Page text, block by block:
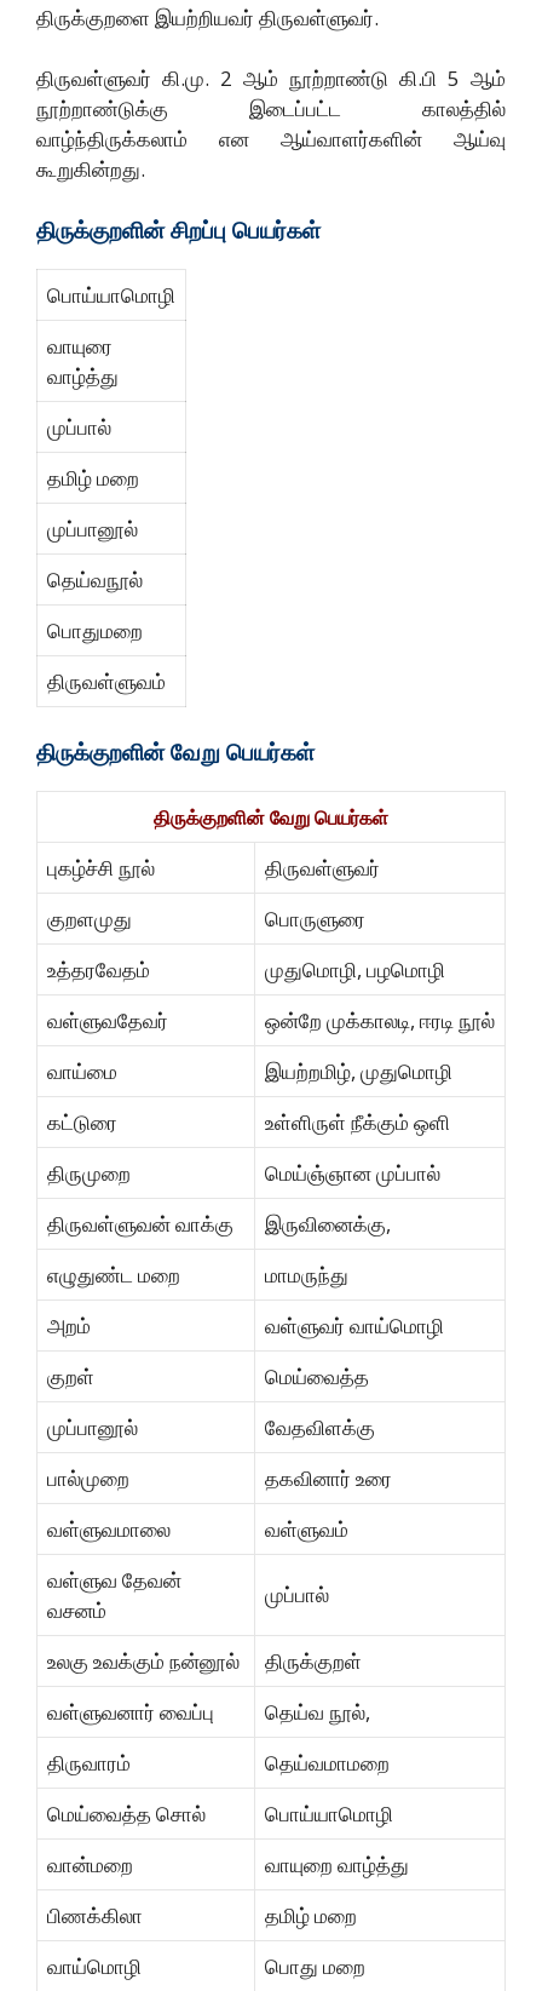
திருக்குறளை இயற்றியவர் திருவள்ளுவர்.
திருவள்ளுவர் கி.மு. 2 ஆம் நூற்றாண்டு கி.பி 5 ஆம்
நூற்றாண்டுக்கு இடைப்பட்ட காலத்தில்
வாழ்ந்திருக்கலாம் என ஆய்வாளர்களின் ஆய்வு
கூறுகின்றது.
திருக்குறளின் சிறப்பு பெயர்கள்
பொய்யாமொழி
வாயுரை
வாழ்த்து
முப்பால்
தமிழ் மறை
முப்பானூல்
தெய்வநூல்
பொதுமறை
திருவள்ளுவம்
திருக்குறளின் வேறு பெயர்கள்
திருக்குறளின் வேறு பெயர்கள்
புகழ்ச்சி நூல்
திருவள்ளுவர்
குறளமுது
பொருளுரை
உத்தரவேதம்
முதுமொழி, பழமொழி
வள்ளுவதேவர்
ஒன்றே முக்காலடி, ஈரடி நூல்
வாய்மை
இயற்றமிழ், முதுமொழி
கட்டுரை
உள்ளிருள் நீக்கும் ஒளி
திருமுறை
மெய்ஞ்ஞான முப்பால்
திருவள்ளுவன் வாக்கு
இருவினைக்கு,
எழுதுண்ட மறை
மாமருந்து
அறம்
வள்ளுவர் வாய்மொழி
குறள்
மெய்வைத்த
முப்பானூல்
வேதவிளக்கு
பால்முறை
தகவினார் உரை
வள்ளுவமாலை
வள்ளுவம்
வள்ளுவ தேவன்
வசனம்
முப்பால்
உலகு உவக்கும் நன்னூல்
திருக்குறள்
வள்ளுவனார் வைப்பு
தெய்வ நூல்,
திருவாரம்
தெய்வமாமறை
மெய்வைத்த சொல்
பொய்யாமொழி
வான்மறை
வாயுறை வாழ்த்து
பிணக்கிலா
தமிழ் மறை
வாய்மொழி
பொது மறை